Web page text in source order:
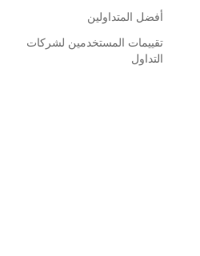
أفضل المتداولين
تقييمات المستخدمين لشركات
التداول